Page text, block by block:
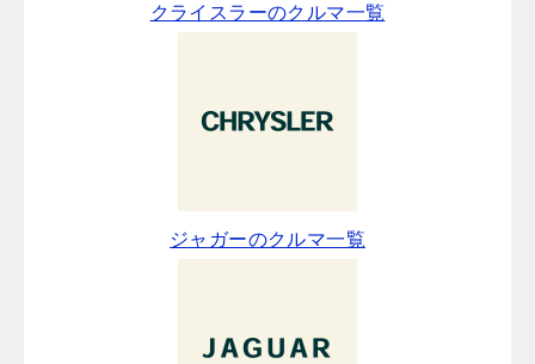
クライスラーのクルマ一覧
ジャガーのクルマ一覧